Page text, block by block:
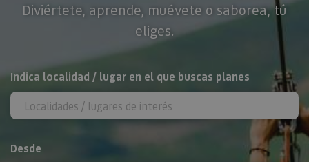
Diviértete, aprende, muévete o saborea, tú
eliges.
BUSCAR
Indica localidad / lugar en el que buscas planes
Desde